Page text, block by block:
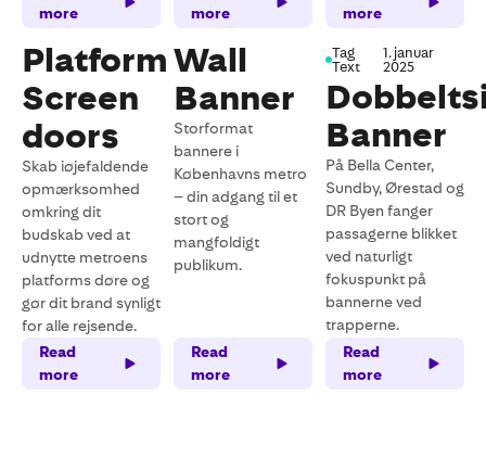
more
more
more
Platform
Screen
doors
Skab iøjefaldende
opmærksomhed
omkring dit
budskab ved at
udnytte metroens
platforms døre og
gør dit brand synligt
for alle rejsende.
Read
more
Wall
Banner
Storformat
bannere i
Københavns metro
– din adgang til et
stort og
mangfoldigt
publikum.
Read
more
Tag
Text
1. januar
2025
Banner
På Bella Center,
Sundby, Ørestad og
DR Byen fanger
passagerne blikket
ved naturligt
fokuspunkt på
bannerne ved
trapperne.
Read
more